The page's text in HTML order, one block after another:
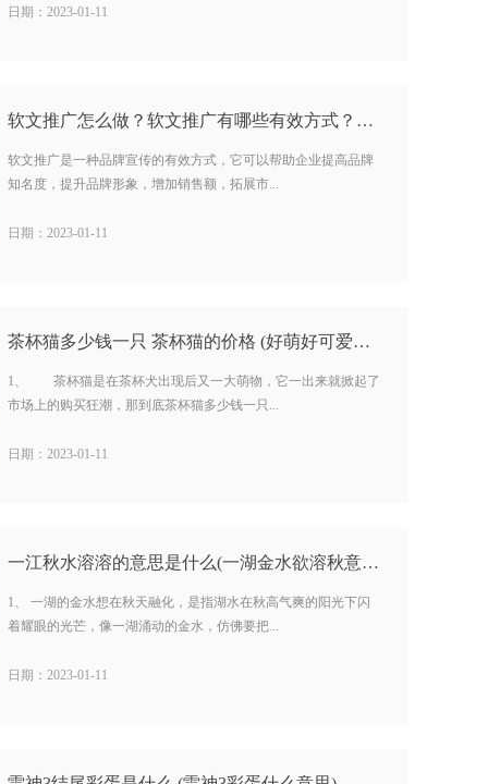
日期：2023-01-11
软文推广怎么做？软文推广有哪些有效方式？…
软文推广是一种品牌宣传的有效方式，它可以帮助企业提高品牌
知名度，提升品牌形象，增加销售额，拓展市...
日期：2023-01-11
茶杯猫多少钱一只 茶杯猫的价格 (好萌好可爱确实贵!) …
1、 茶杯猫是在茶杯犬出现后又一大萌物，它一出来就掀起了
市场上的购买狂潮，那到底茶杯猫多少钱一只...
日期：2023-01-11
一江秋水溶溶的意思是什么(一湖金水欲溶秋意思) …
1、 一湖的金水想在秋天融化，是指湖水在秋高气爽的阳光下闪
着耀眼的光芒，像一湖涌动的金水，仿佛要把...
日期：2023-01-11